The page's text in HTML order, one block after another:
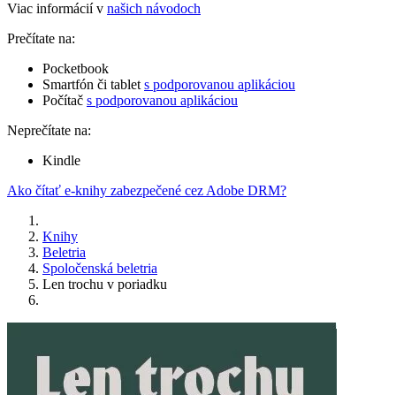
Viac informácií v našich návodoch
Prečítate na:
Pocketbook
Smartfón či tablet s podporovanou aplikáciou
Počítač s podporovanou aplikáciou
Neprečítate na:
Kindle
Ako čítať e-knihy zabezpečené cez Adobe DRM?
Knihy
Beletria
Spoločenská beletria
Len trochu v poriadku